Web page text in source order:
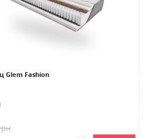
Glem Fashion